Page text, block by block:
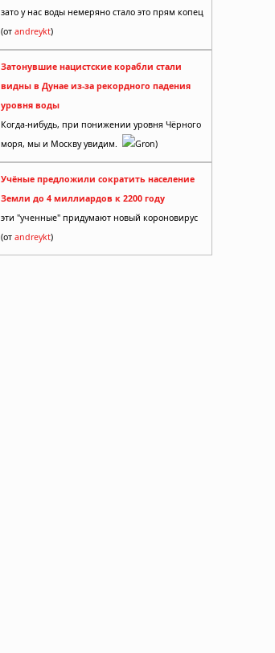
зато у нас воды немеряно стало это прям копец
(от andreykt)
Затонувшие нацистские корабли стали
видны в Дунае из-за рекордного падения
уровня воды
Когда-нибудь, при понижении уровня Чёрного
моря, мы и Москву увидим.
Gron)
Учёные предложили сократить население
Земли до 4 миллиардов к 2200 году
эти "ученные" придумают новый короновирус
(от andreykt)